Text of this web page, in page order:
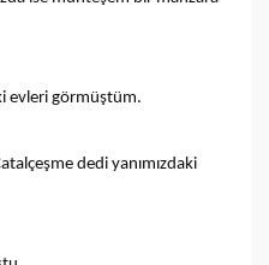
evleri görmüştüm.
dedi yanımızdaki